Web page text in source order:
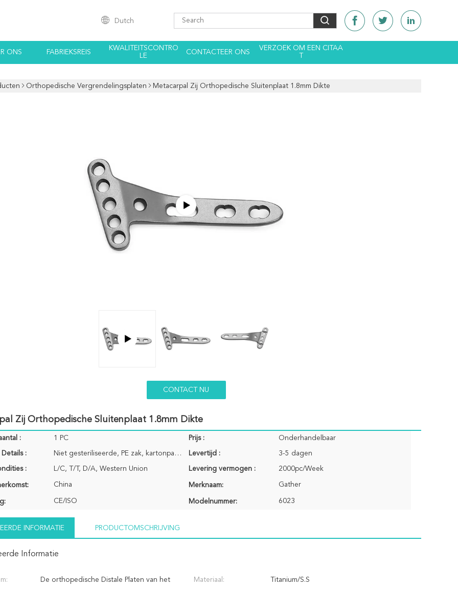
Dutch
ONS FABRIEKSREIS
KWALITEITSCONTRO
LE
CONTACTEER ONS
VERZOEK OM EEN CITAA
Orthopedische Vergrendelingsplaten Metacarpal Zij Orthopedische Sluitenplaat 1.8mm Dikte
CONTACT NU
Zij Orthopedische Sluitenplaat 1.8mm Dikte
: 1 PC Prijs : Onderhandelbaar
: Niet gesteriliseerde, PE zak, kartonpakket Levertijd : 3-5 dagen
: L/C, T/T, D/A, Western Union Levering vermogen : 2000pc/Week
China Merknaam: Gather
CE/ISO Modelnummer: 6023
INFORMATIE PRODUCTOMSCHRIJVING
Informatie
De orthopedische Distale Platen van het Materiaal: Titanium/S.S